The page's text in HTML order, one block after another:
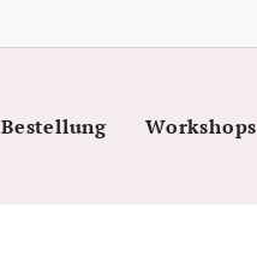
Bestellung Workshops